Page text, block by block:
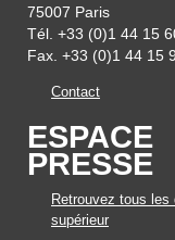
75007 Paris
Tél. +33 (0)1 44 15
Fax. +33 (0)1 44 15
Contact
ESPACE
PRESSE
Retrouvez tous les
supérieur